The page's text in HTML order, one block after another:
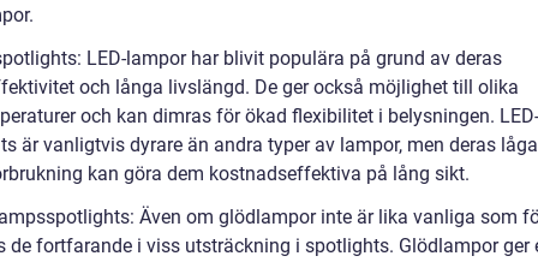
LED-lampor har blivit populära på grund av deras
och långa livslängd. De ger också möjlighet till olika
och kan dimras för ökad flexibilitet i belysningen. LED-
är vanligtvis dyrare än andra typer av lampor, men deras låga
kan göra dem kostnadseffektiva på lång sikt.
Även om glödlampor inte är lika vanliga som
de fortfarande i viss utsträckning i spotlights. Glödlampor ger